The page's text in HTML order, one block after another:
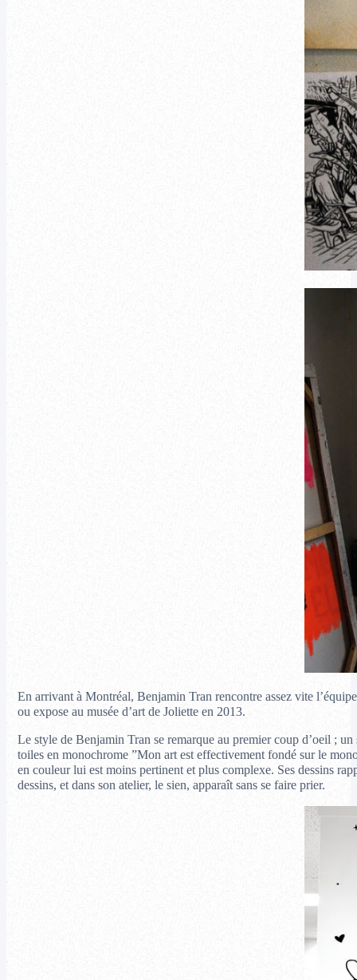
En arrivant à Montréal, Benjamin Tran rencontre assez vite
ou expose au musée d’art de Joliette en 2013.
Le style de Benjamin Tran se remarque au premier coup d’oeil ;
toiles en monochrome ”Mon art est effectivement fondé sur le
en couleur lui est moins pertinent et plus complexe. Ses dessins
dessins, et dans son atelier, le sien, apparaît sans se faire prier.